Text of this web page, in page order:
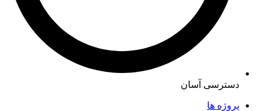
دسترسی آسان
پروژه ها